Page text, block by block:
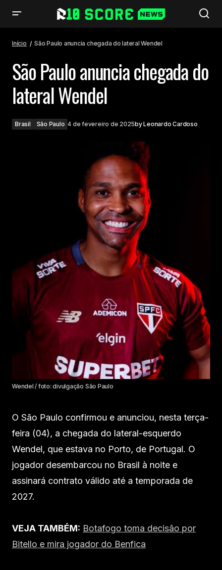
Início São Paulo anuncia chegada do lateral Wendel
São Paulo anuncia chegada do
lateral Wendel
Brasil São Paulo 4 de fevereiro de 2025byLeonardo Cardoso
Wendel / foto: divulgação São Paulo
O São Paulo confirmou e anunciou, nesta terça-
feira (04), a chegada do lateral-esquerdo
Wendel, que estava no Porto, de Portugal. O
jogador desembarcou no Brasil à noite e
assinará contrato válido até a temporada de
2027.
VEJA TAMBÉM: Botafogo toma decisão por
Bitello e mira jogador do Benfica